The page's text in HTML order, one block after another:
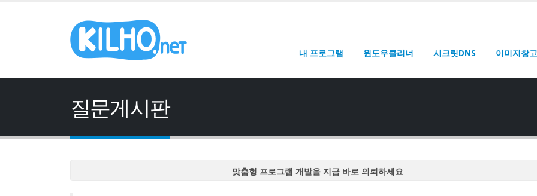
내 프로그램 윈도우클리너 시크릿DNS 이미지창고
질문게시판
맞춤형 프로그램 개발을 지금 바로 의뢰하세요